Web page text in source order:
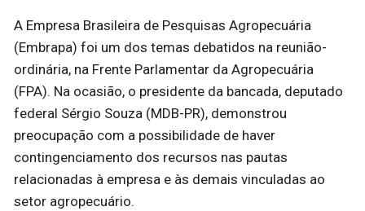
A Empresa Brasileira de Pesquisas Agropecuária
(Embrapa) foi um dos temas debatidos na reunião-
ordinária, na Frente Parlamentar da Agropecuária
(FPA). Na ocasião, o presidente da bancada, deputado
federal Sérgio Souza (MDB-PR), demonstrou
preocupação com a possibilidade de haver
contingenciamento dos recursos nas pautas
relacionadas à empresa e às demais vinculadas ao
setor agropecuário.